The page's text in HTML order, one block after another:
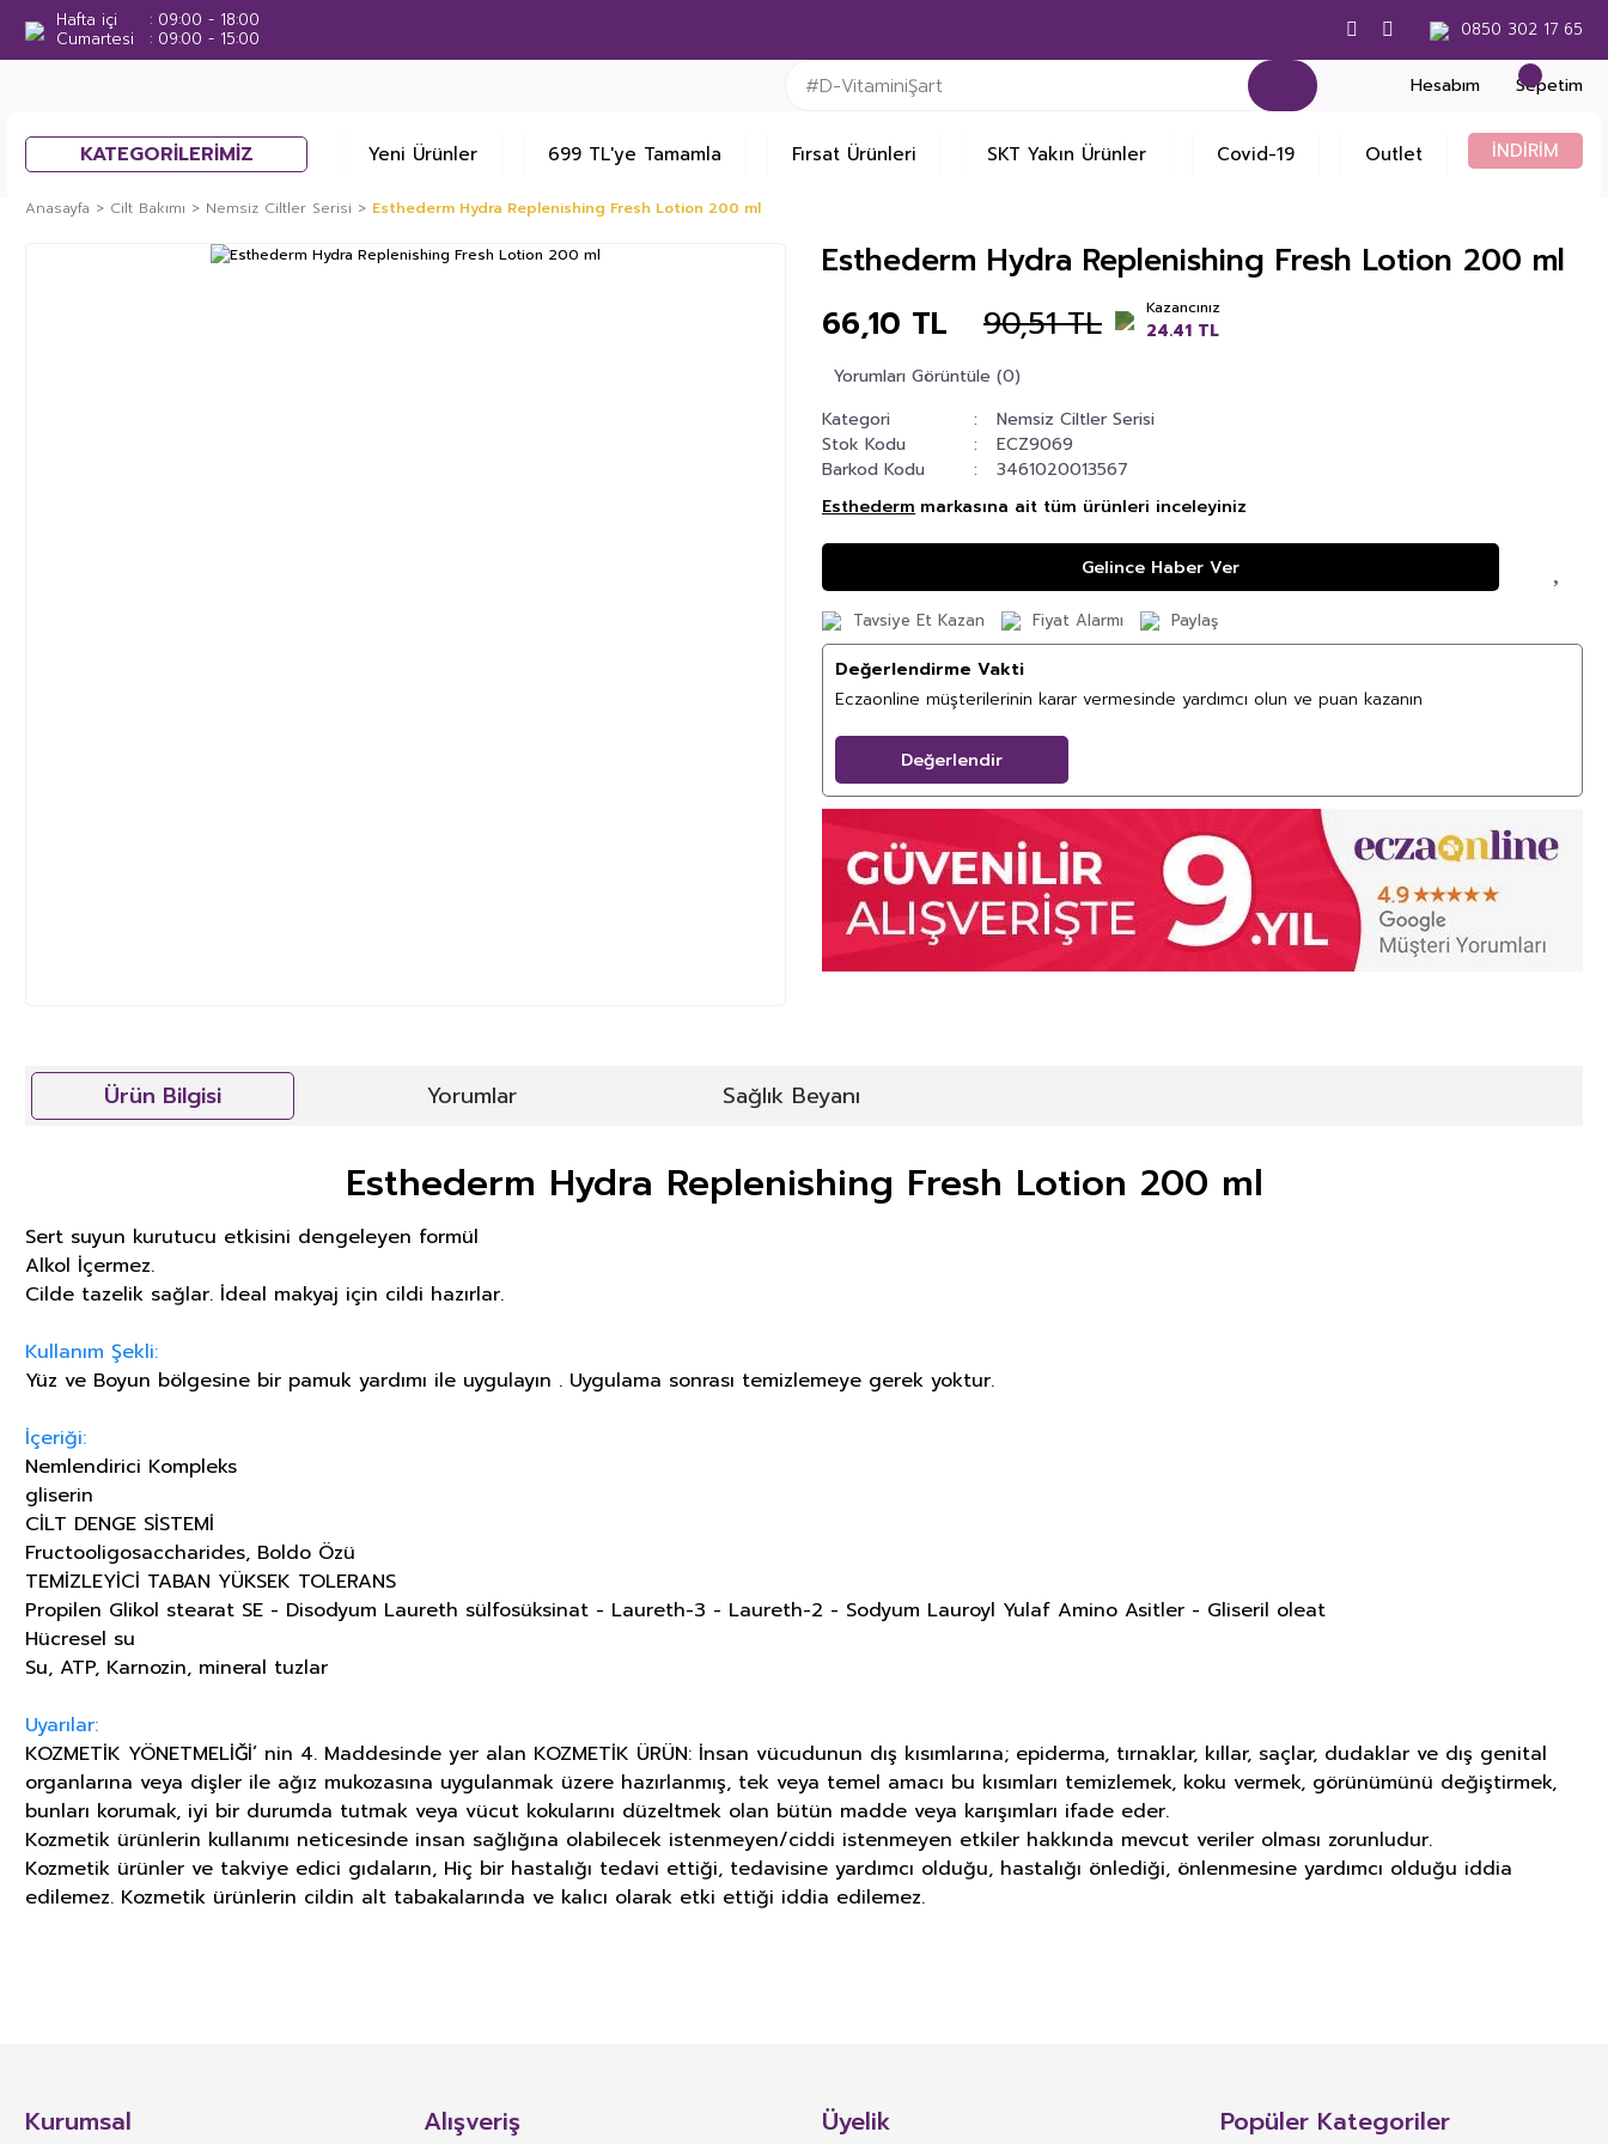
Hafta içi
09:00 - 18:00
Cumartesi
09:00 - 15:00 0850 302 17 65
Hesabım Sepetim
KATEGORİLERİMİZ Yeni Ürünler 699 TL'ye Tamamla Fırsat Ürünleri SKT Yakın Ürünler Covid-19 Outlet İNDİRİM
Anasayfa Cilt Bakımı Nemsiz Ciltler Serisi Esthederm Hydra Replenishing Fresh Lotion 200 ml
Esthederm Hydra Replenishing Fresh Lotion 200 ml
66,10 TL
90,51 TL Kazancınız
24.41 TL
Yorumları Görüntüle (0)
Kategori
Nemsiz Ciltler Serisi
Stok Kodu
ECZ9069
Barkod Kodu
3461020013567
Esthederm markasına ait tüm ürünleri inceleyiniz
Gelince Haber Ver
Tavsiye Et Kazan Fiyat Alarmı Paylaş
Değerlendirme Vakti
Eczaonline müşterilerinin karar vermesinde yardımcı olun ve puan kazanın
Değerlendir
Ürün Bilgisi Yorumlar Sağlık Beyanı
Esthederm Hydra Replenishing Fresh Lotion 200 ml
Sert suyun kurutucu etkisini dengeleyen formül
Alkol İçermez.
Cilde tazelik sağlar. İdeal makyaj için cildi hazırlar.
Kullanım Şekli:
Yüz ve Boyun bölgesine bir pamuk yardımı ile uygulayın . Uygulama sonrası temizlemeye gerek yoktur.
İçeriği:
Nemlendirici Kompleks
gliserin
CİLT DENGE SİSTEMİ
Fructooligosaccharides, Boldo Özü
TEMİZLEYİCİ TABAN YÜKSEK TOLERANS
Propilen Glikol stearat SE - Disodyum Laureth sülfosüksinat - Laureth-3 - Laureth-2 - Sodyum Lauroyl Yulaf Amino Asitler - Gliseril oleat
Hücresel su
Su, ATP, Karnozin, mineral tuzlar
Uyarılar:
KOZMETİK YÖNETMELİĞİ’ nin 4. Maddesinde yer alan KOZMETİK ÜRÜN: İnsan vücudunun dış kısımlarına; epiderma, tırnaklar, kıllar, saçlar, dudaklar ve dış genital
organlarına veya dişler ile ağız mukozasına uygulanmak üzere hazırlanmış, tek veya temel amacı bu kısımları temizlemek, koku vermek, görünümünü değiştirmek,
bunları korumak, iyi bir durumda tutmak veya vücut kokularını düzeltmek olan bütün madde veya karışımları ifade eder.
Kozmetik ürünlerin kullanımı neticesinde insan sağlığına olabilecek istenmeyen/ciddi istenmeyen etkiler hakkında mevcut veriler olması zorunludur.
Kozmetik ürünler ve takviye edici gıdaların, Hiç bir hastalığı tedavi ettiği, tedavisine yardımcı olduğu, hastalığı önlediği, önlenmesine yardımcı olduğu iddia
edilemez. Kozmetik ürünlerin cildin alt tabakalarında ve kalıcı olarak etki ettiği iddia edilemez.
Yorum Yaz
besin öğelerinin veya bunların dışında besleyici veya fizyolojik etkileri bulunan bitki, bitkisel ve hayvansal kaynaklı maddeler, biyoaktif maddeler ve benzeri maddelerin konsantre veya ekstraktlarının tek başına veya
karışımlarının kapsül, tablet, pastil, tek kullanımlık toz paket, sıvı ampul, damlalıklı şişe ve diğer benzeri sıvı veya toz formlarda hazırlanarak günlük alım dozu belirlenmiş ürünleri ifade eder.
Kurumsal Alışveriş Üyelik Popüler Kategoriler